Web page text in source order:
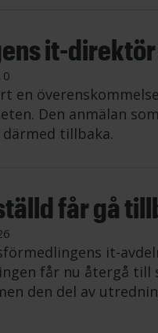
it-
en
Den anmälan
tillbaka.
får gå
it-
får nu återgå
den del av